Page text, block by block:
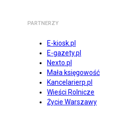
PARTNERZY
E-kiosk.pl
E-gazety.pl
Nexto.pl
Mała księgowość
Kancelarierp.pl
Wieści Rolnicze
Życie Warszawy